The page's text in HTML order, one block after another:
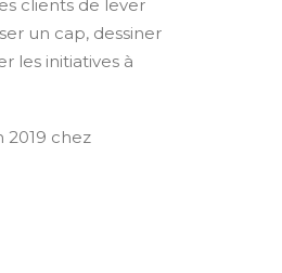
clients de lever
un cap, dessiner
les initiatives à
2019 chez